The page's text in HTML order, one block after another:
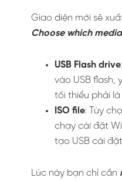
Giao diện mới sẽ
Choose which
USB Flash drive
vào USB flash,
tối thiểu phải là
ISO file: Tùy
chạy cài đặt
tạo USB cài
Lúc này bạn chỉ cần